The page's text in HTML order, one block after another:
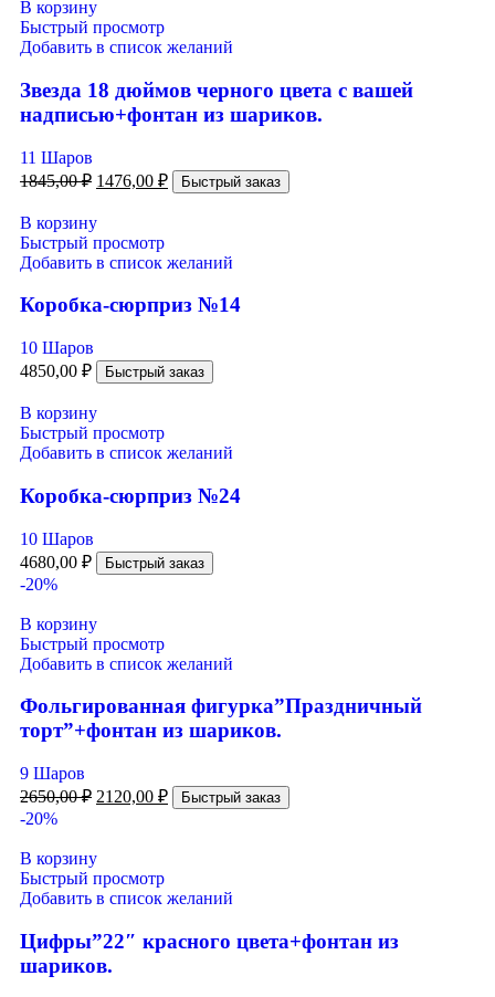
В корзину
Быстрый просмотр
Добавить в список желаний
Звезда 18 дюймов черного цвета с вашей
надписью+фонтан из шариков.
11 Шаров
1845,00₽ 1476,00 ₽ Быстрый заказ
В корзину
Быстрый просмотр
Добавить в список желаний
Коробка-сюрприз №14
10 Шаров
4850,00 ₽ Быстрый заказ
В корзину
Быстрый просмотр
Добавить в список желаний
Коробка-сюрприз №24
10 Шаров
4680,00 ₽ Быстрый заказ
-20%
В корзину
Быстрый просмотр
Добавить в список желаний
Фольгированная фигурка”Праздничный
торт”+фонтан из шариков.
9 Шаров
2650,00₽ 2120,00 ₽ Быстрый заказ
-20%
В корзину
Быстрый просмотр
Добавить в список желаний
Цифры”22″ красного цвета+фонтан из
шариков.